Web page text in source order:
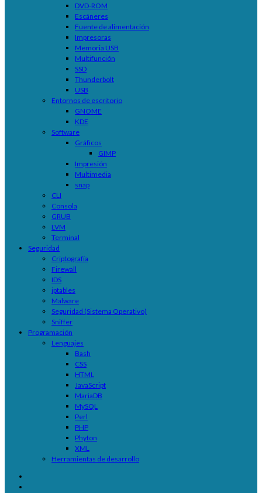
DVD-ROM
Escáneres
Fuente de alimentación
Impresoras
Memoria USB
Multifunción
SSD
Thunderbolt
USB
Entornos de escritorio
GNOME
KDE
Software
Gráficos
GIMP
Impresión
Multimedia
snap
CLI
Consola
GRUB
LVM
Terminal
Seguridad
Criptografía
Firewall
IDS
iptables
Malware
Seguridad (Sistema Operativo)
Sniffer
Programación
Lenguajes
Bash
CSS
HTML
JavaScript
MariaDB
MySQL
Perl
PHP
Phyton
XML
Herramientas de desarrollo